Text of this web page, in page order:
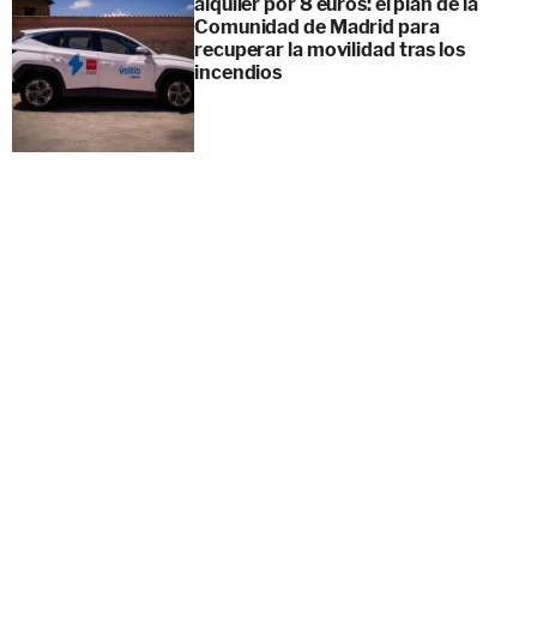
Comunidad de Madrid para
recuperar la movilidad tras los
incendios